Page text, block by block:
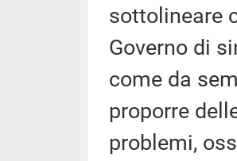
sottolineare
Governo di
come da
proporre
problemi,